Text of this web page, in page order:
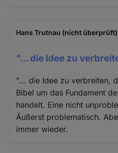
Hans Trutnau (nicht überprüft)
"... die Idee zu
"... die Idee zu verbreiten,
Bibel um das Fundament
handelt. Eine nicht
Äußerst problematisch.
immer wieder.